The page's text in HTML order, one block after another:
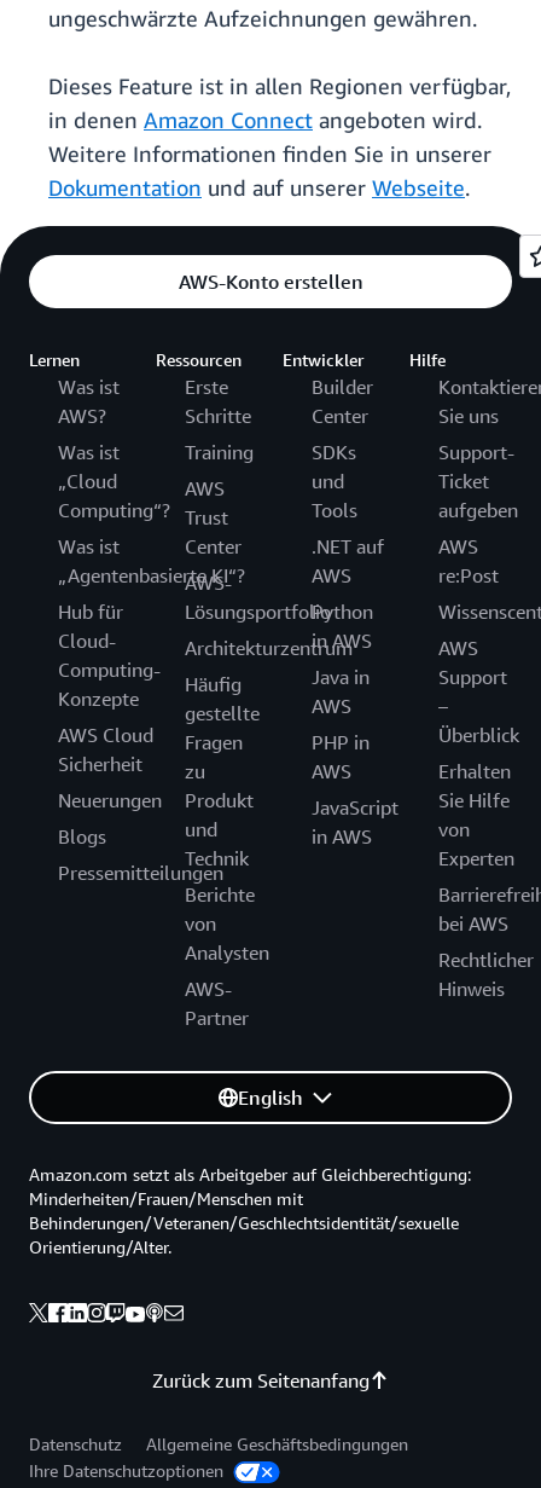
ungeschwärzte Aufzeichnungen gewähren.
Dieses Feature ist in allen Regionen verfügbar,
in denen Amazon Connect angeboten wird.
Weitere Informationen finden Sie in unserer
Dokumentation und auf unserer Webseite.
AWS-Konto erstellen
Lernen
Was ist
AWS?
Was ist
„Cloud
Computing“?
Was ist
„Agentenbasierte KI“?
Hub für
Cloud-
Computing-
Konzepte
AWS Cloud
Sicherheit
Neuerungen
Blogs
Pressemitteilungen
Ressourcen
Erste
Schritte
Training
AWS
Trust
Center
AWS-
Lösungsportfolio
Architekturzentrum
Häufig
gestellte
Fragen
zu
Produkt
und
Technik
Berichte
von
Analysten
AWS-
Partner
Entwickler
Builder
Center
SDKs
und
Tools
.NET auf
AWS
Python
in AWS
Java in
AWS
PHP in
AWS
JavaScript
in AWS
Hilfe
Sie uns
Support-
Ticket
aufgeben
AWS
re:Post
AWS
Support
–
Überblick
Erhalten
Sie Hilfe
von
Experten
bei AWS
Rechtlicher
Hinweis
English
Zurück zum Seitenanfang
Amazon.com setzt als Arbeitgeber auf Gleichberechtigung:
Minderheiten/Frauen/Menschen mit
Behinderungen/Veteranen/Geschlechtsidentität/sexuelle
Orientierung/Alter.
Datenschutz
Allgemeine Geschäftsbedingungen
Ihre Datenschutzoptionen